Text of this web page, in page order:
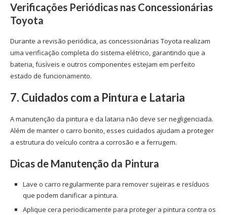
Verificações Periódicas nas Concessionárias
Toyota
Durante a revisão periódica, as concessionárias Toyota realizam
uma verificação completa do sistema elétrico, garantindo que a
bateria, fusíveis e outros componentes estejam em perfeito
estado de funcionamento.
7. Cuidados com a Pintura e Lataria
A manutenção da pintura e da lataria não deve ser negligenciada.
Além de manter o carro bonito, esses cuidados ajudam a proteger
a estrutura do veículo contra a corrosão e a ferrugem.
Dicas de Manutenção da Pintura
Lave o carro regularmente para remover sujeiras e resíduos
que podem danificar a pintura.
Aplique cera periodicamente para proteger a pintura contra os